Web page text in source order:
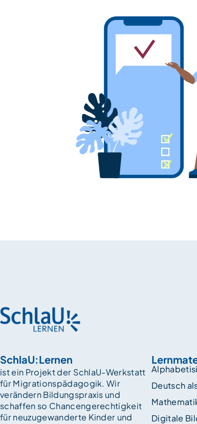
SchlaU:Lernen
ist ein Projekt der SchlaU-Werkstatt
für Migrationspädagogik. Wir
verändern Bildungspraxis und
schaffen so Chancen­gerechtigkeit
für neuzugewanderte Kinder und
Deutsch
Digitale